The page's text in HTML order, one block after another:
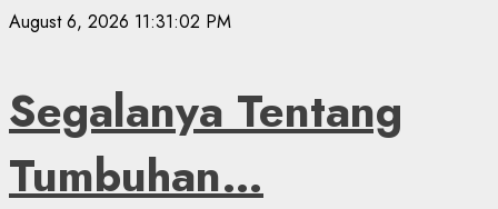
Skip
August 6, 2026 11:31:03 PM
Segalanya Tentang
Tumbuhan…